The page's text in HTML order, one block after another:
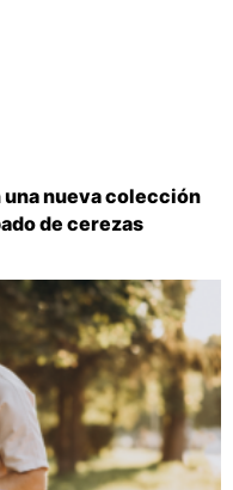
una nueva colección
de cerezas